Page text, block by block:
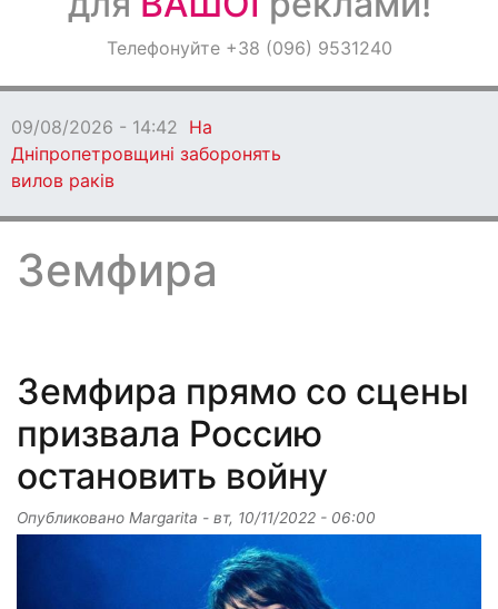
ОголошенняТелефонуйте +38 (096) 9531240
09/08/2026 - 14:42 На
Дніпропетровщині заборонять
вилов раків
Земфира
Земфира прямо со сцены
призвала Россию
остановить войну
Опубликовано Margarita - вт, 10/11/2022 - 06:00